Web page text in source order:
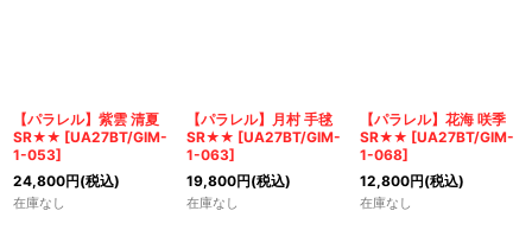
【パラレル】紫雲 清夏
SR★★ [UA27BT/GIM-
1-053]
24,800円(税込)
在庫なし
【パラレル】月村 手毬
SR★★ [UA27BT/GIM-
1-063]
19,800円(税込)
在庫なし
【パラレル】花海 咲季
SR★★ [UA27BT/GIM-
1-068]
12,800円(税込)
在庫なし